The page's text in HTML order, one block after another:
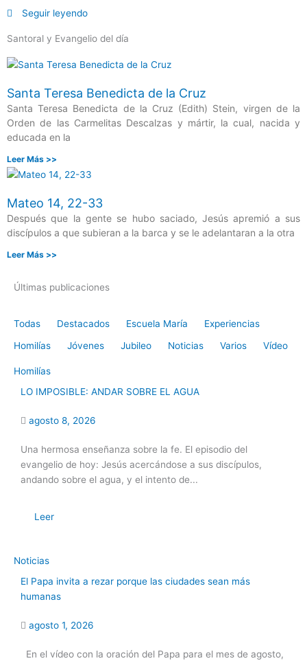
Seguir leyendo
Santoral y Evangelio del día
Santa Teresa Benedicta de la Cruz
Santa Teresa Benedicta de la Cruz (Edith) Stein, virgen de la
Orden de las Carmelitas Descalzas y mártir, la cual, nacida y
educada en la
Leer Más >>
Mateo 14, 22-33
Después que la gente se hubo saciado, Jesús apremió a sus
discípulos a que subieran a la barca y se le adelantaran a la otra
Leer Más >>
Últimas publicaciones
Todas Destacados Escuela María
Experiencias
Homilías
Jóvenes Jubileo Noticias Varios Vídeo
Homilías
LO IMPOSIBLE: ANDAR SOBRE EL AGUA
agosto 8, 2026
Una hermosa enseñanza sobre la fe. El episodio del
evangelio de hoy: Jesús acercándose a sus discípulos,
andando sobre el agua, y el intento de...
Leer
Noticias
El Papa invita a rezar porque las ciudades sean más
humanas
agosto 1, 2026
En el vídeo con la oración del Papa para el mes de agosto,